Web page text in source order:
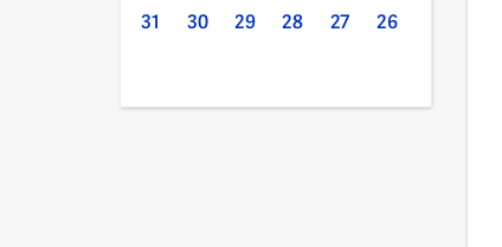
26
27
28
29
30
31